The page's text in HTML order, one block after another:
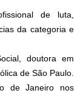
de luta,
da categoria e
doutora em
de São Paulo.
de Janeiro nos